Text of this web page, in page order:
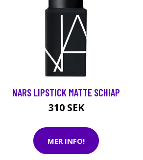
NARS LIPSTICK MATTE SCHIAP
310 SEK
MER INFO!